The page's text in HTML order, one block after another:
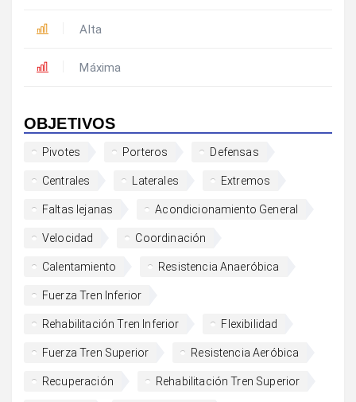
Alta
Máxima
OBJETIVOS
Pivotes Porteros Defensas
Centrales Laterales Extremos
Faltas lejanas Acondicionamiento General
Velocidad Coordinación
Calentamiento Resistencia Anaeróbica
Fuerza Tren Inferior
Rehabilitación Tren Inferior Flexibilidad
Fuerza Tren Superior Resistencia Aeróbica
Recuperación Rehabilitación Tren Superior